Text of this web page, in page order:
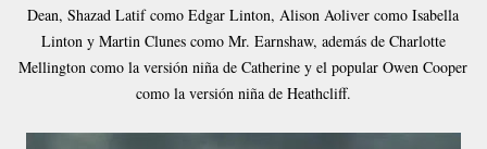
Dean, Shazad Latif como Edgar Linton, Alison Aoliver como Isabella
Linton y Martin Clunes como Mr. Earnshaw, además de Charlotte
Mellington como la versión niña de Catherine y el popular Owen Cooper
como la versión niña de Heathcliff.